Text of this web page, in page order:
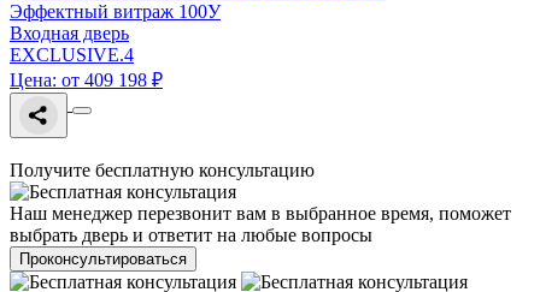
Эффектный витраж 100У
Входная дверь
EXCLUSIVE.4
Цена: от 409 198 ₽
Получите бесплатную консультацию
Наш менеджер перезвонит вам в выбранное время, поможет
выбрать дверь и ответит на любые вопросы
Проконсультироваться